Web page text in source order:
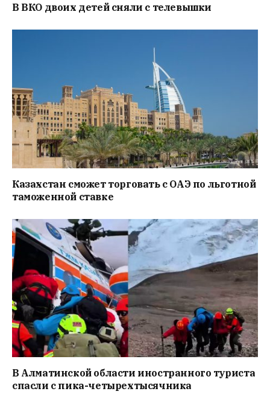
В ВКО двоих детей сняли с телевышки
Казахстан сможет торговать с ОАЭ по льготной
таможенной ставке
В Алматинской области иностранного туриста
спасли с пика-четырехтысячника